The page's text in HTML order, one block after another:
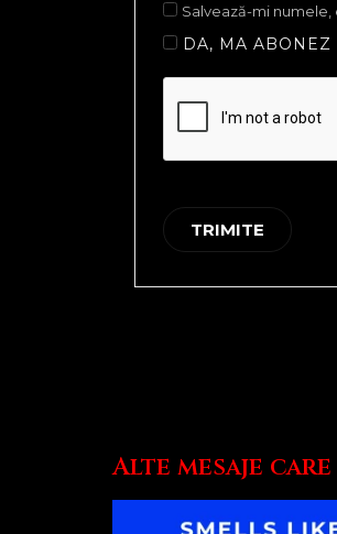
Salvează-mi
DA, MA ABONEZ
Alte mesaje